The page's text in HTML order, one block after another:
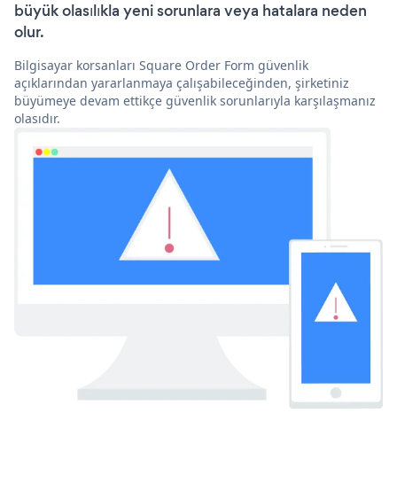
büyük olasılıkla yeni sorunlara veya hatalara neden
olur.
Bilgisayar korsanları Square Order Form güvenlik
açıklarından yararlanmaya çalışabileceğinden, şirketiniz
büyümeye devam ettikçe güvenlik sorunlarıyla karşılaşmanız
olasıdır.